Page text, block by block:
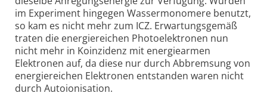
im Experiment hingegen Wassermonomere benutzt,
so kam es nicht mehr zum ICZ. Erwartungsgemäß
traten die energiereichen Photoelektronen nun
nicht mehr in Koinzidenz mit energiearmen
Elektronen auf, da diese nur durch Abbremsung von
energiereichen Elektronen entstanden waren nicht
durch Autoionisation.